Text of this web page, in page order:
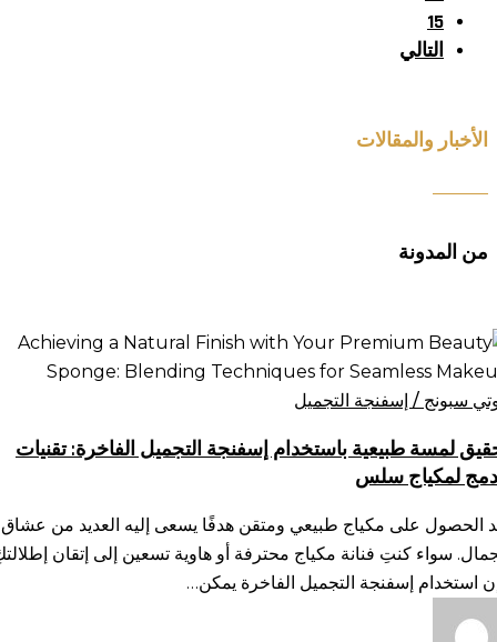
15
التالي
الأخبار والمقالات
من المدونة
سبونج / إسفنجة التجميل
لمسة طبيعية باستخدام إسفنجة التجميل الفاخرة: تقنيات
لمكياج سلس
الحصول على مكياج طبيعي ومتقن هدفًا يسعى إليه العديد من عشاق
سواء كنتِ فنانة مكياج محترفة أو هاوية تسعين إلى إتقان
استخدام إسفنجة التجميل الفاخرة يمكن…